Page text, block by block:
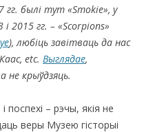
гг. былі тут «Smokie», у
2015 гг. – «Scorpions»
), любіць завітваць да нас
etc. Выглядае,
не крыўдзяць.
поспехі – рэчы, якія не
веры Музею гісторыі